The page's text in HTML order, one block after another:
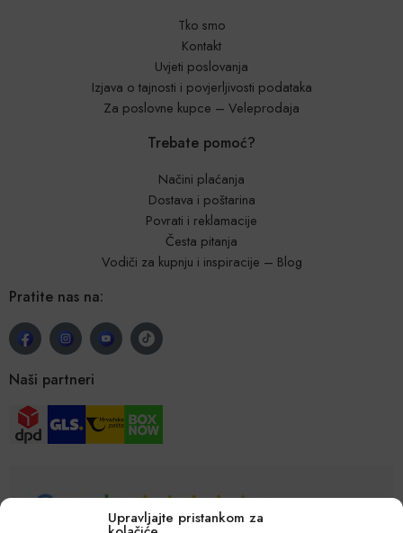
Upravljajte pristankom za
Tko smo
Kontakt
Uvjeti poslovanja
Izjava o tajnosti i povjerljivosti podataka
Za poslovne kupce – Veleprodaja
Trebate pomoć?
Načini plaćanja
Dostava i poštarina
Povrati i reklamacije
Česta pitanja
Vodiči za kupnju i inspiracije – Blog
Pratite nas na:
Naši partneri